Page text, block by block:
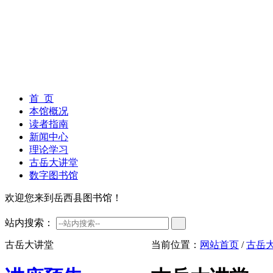
首 页
本馆概况
读者指南
新闻中心
理论学习
古岳大讲堂
数字图书馆
欢迎您来到岳西县图书馆！
站内搜索：
古岳大讲堂 当前位置： 网站首页 /古岳